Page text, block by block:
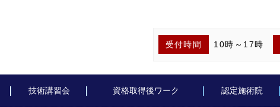
受付時間 10時～17時
技術講習会 資格取得後ワーク 認定施術院